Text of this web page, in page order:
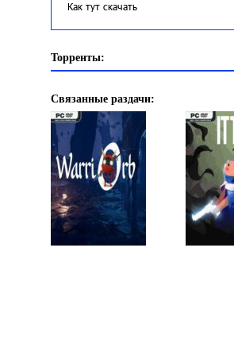
Как тут скачать
Торренты:
Связанные раздачи: